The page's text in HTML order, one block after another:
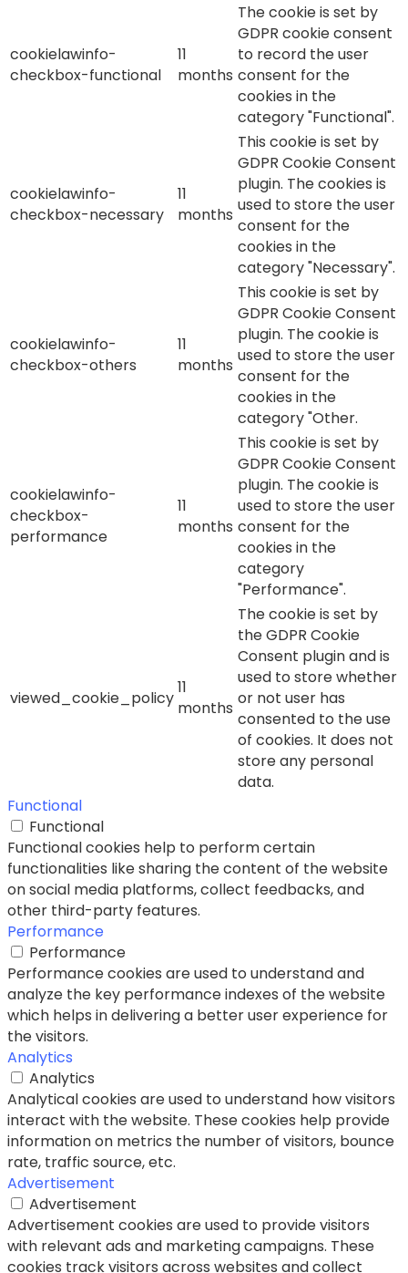
cookielawinfo-
checkbox-functional
11
months
The cookie is set by
GDPR cookie consent
to record the user
consent for the
cookies in the
category "Functional".
cookielawinfo-
checkbox-necessary
11
months
This cookie is set by
GDPR Cookie Consent
plugin. The cookies is
used to store the user
consent for the
cookies in the
category "Necessary".
cookielawinfo-
checkbox-others
11
months
This cookie is set by
GDPR Cookie Consent
plugin. The cookie is
used to store the user
consent for the
cookies in the
category "Other.
cookielawinfo-
checkbox-
performance
11
months
This cookie is set by
GDPR Cookie Consent
plugin. The cookie is
used to store the user
consent for the
cookies in the
category
"Performance".
viewed_cookie_policy
11
months
The cookie is set by
the GDPR Cookie
Consent plugin and is
used to store whether
or not user has
consented to the use
of cookies. It does not
store any personal
data.
Functional
Functional
Functional cookies help to perform certain
functionalities like sharing the content of the website
on social media platforms, collect feedbacks, and
other third-party features.
Performance
Performance
Performance cookies are used to understand and
analyze the key performance indexes of the website
which helps in delivering a better user experience for
the visitors.
Analytics
Analytics
Analytical cookies are used to understand how visitors
interact with the website. These cookies help provide
information on metrics the number of visitors, bounce
rate, traffic source, etc.
Advertisement
Advertisement
Advertisement cookies are used to provide visitors
with relevant ads and marketing campaigns. These
cookies track visitors across websites and collect